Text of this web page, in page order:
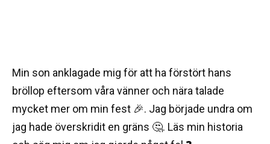
Min son anklagade mig för att ha förstört hans
bröllop eftersom våra vänner och nära talade
mycket mer om min fest 🎉. Jag började undra om
jag hade överskridit en gräns 🤔. Läs min historia